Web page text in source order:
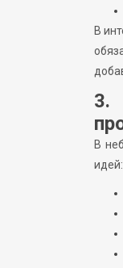
В
3.
В
идей: